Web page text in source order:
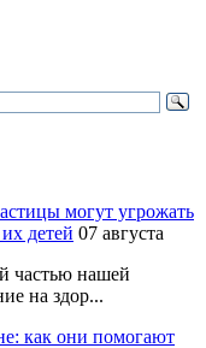
могут угрожать
детей 07 августа
частью нашей
на здор...
как они помогают